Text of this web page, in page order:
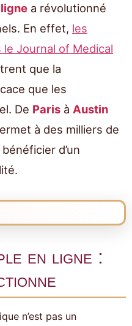
a révolutionné
En effet, les
Journal of Medical
que la
que les
De Paris à Austin
à des milliers de
d’un
en ligne :
n’est pas un